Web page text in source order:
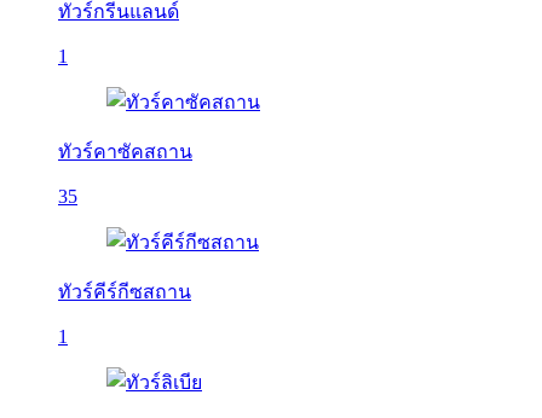
ทัวร์กรีนแลนด์
1
ทัวร์คาซัคสถาน
35
ทัวร์คีร์กีซสถาน
1